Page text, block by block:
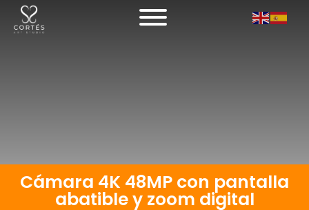
Cámara 4K 48MP con pantalla
abatible y zoom digital